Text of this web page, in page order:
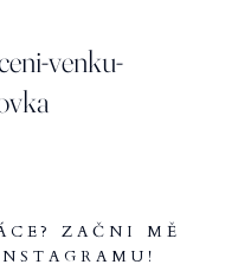
venku-
ZAČNI MĚ